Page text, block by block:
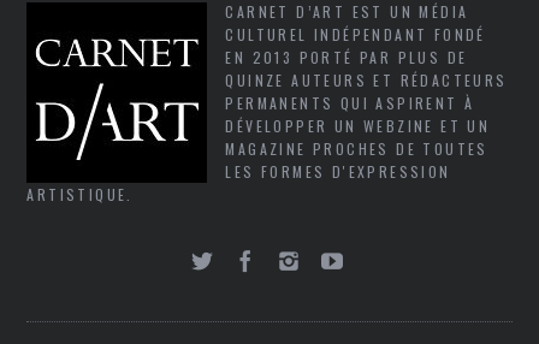
CARNET D’ART EST UN MÉDIA
CULTUREL INDÉPENDANT FONDÉ
EN 2013 PORTÉ PAR PLUS DE
QUINZE AUTEURS ET RÉDACTEURS
PERMANENTS QUI ASPIRENT À
DÉVELOPPER UN WEBZINE ET UN
MAGAZINE PROCHES DE TOUTES
LES FORMES D'EXPRESSION
ARTISTIQUE.